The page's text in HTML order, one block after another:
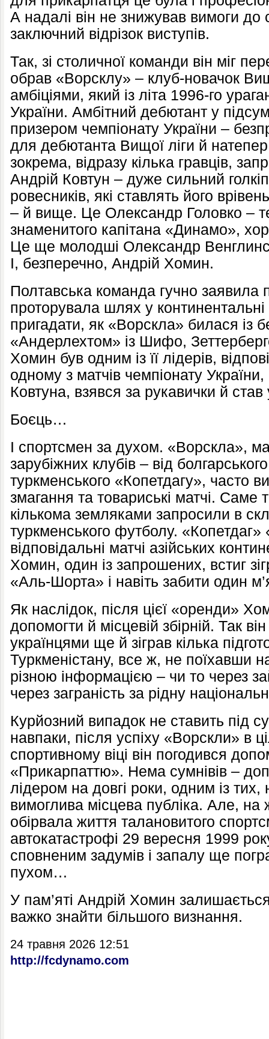
А надалі він не знижував вимоги до
заключний відрізок виступів.
Так, зі столичної команди він міг
обрав «Ворсклу» – клуб-новачок
амбіціями, який із літа 1996-го
України. Амбітний дебютант у
призером чемпіонату України –
для дебютанта Вищої ліги й
зокрема, відразу кілька гравців,
Андрій Ковтун – дуже сильний
ровесників, які ставлять його
– й вище. Це Олександр Головко –
знаменитого капітана «Динамо»,
Це ще молодші Олександр
І, безперечно, Андрій Хомин.
Полтавська команда гучно заявила
проторувала шлях у
пригадати, як «Ворскла» билася із
«Андерлехтом» із Шифо,
Хомин був одним із її лідерів,
одному з матчів чемпіонату
Ковтуна, взявся за рукавички й
Боєць…
І спортсмен за духом. «Ворскла»,
зарубіжних клубів – від
туркменського «Копетдагу», часто
змагання та товариські матчі. Саме
кількома земляками запросили в
туркменського футболу. «Копетдаг»
відповідальні матчі азійських
Хомин, один із запрошених, встиг
«Аль-Шорта» і навіть забити один
Як наслідок, після цієї «оренди»
допомогти й місцевій збірній. Так
українцями ще й зіграв кілька
Туркменістану, все ж, не поїхавши
різною інформацією – чи то через
через заграність за рідну
Курйозний випадок не ставить під
навпаки, після успіху «Ворскли» в
спортивному віці він погодився
«Прикарпаттю». Нема сумнівів –
лідером на довгі роки, одним із тих,
вимоглива місцева публіка. Але,
обірвала життя талановитого
автокатастрофі 29 вересня 1999
сповненим задумів і запалу ще
пухом…
У пам’яті Андрій Хомин
важко знайти більшого визнання.
24 травня 2026 12:51
http://fcdynamo.com